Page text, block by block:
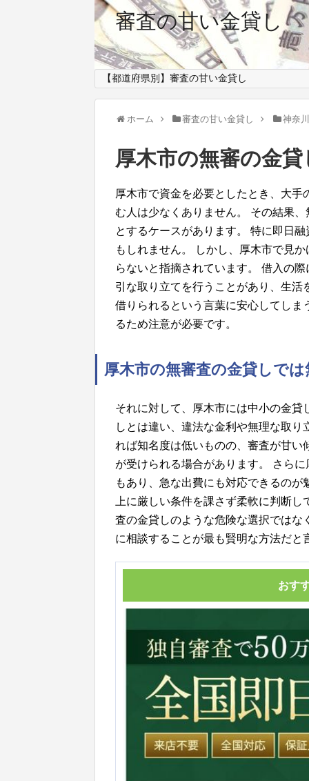
審査の甘い金貸し
【都道府県別】審査の甘い金貸し
ホーム 審査の甘い金貸し 神奈
厚木市の無審の金
厚木市で資金を必要としたとき、大
む人は少なくありません。 その結果
とするケースがあります。 特に即日
もしれません。 しかし、厚木市で見
らないと指摘されています。 借入の
引な取り立てを行うことがあり、生
借りられるという言葉に安心してし
るため注意が必要です。
厚木市の無審査の金貸しで
それに対して、厚木市には中小の金
しとは違い、違法な金利や無理な取
れば知名度は低いものの、審査が甘
が受けられる場合があります。 さら
もあり、急な出費にも対応できるの
上に厳しい条件を課さず柔軟に判断
査の金貸しのような危険な選択では
に相談することが最も賢明な方法だと
おす